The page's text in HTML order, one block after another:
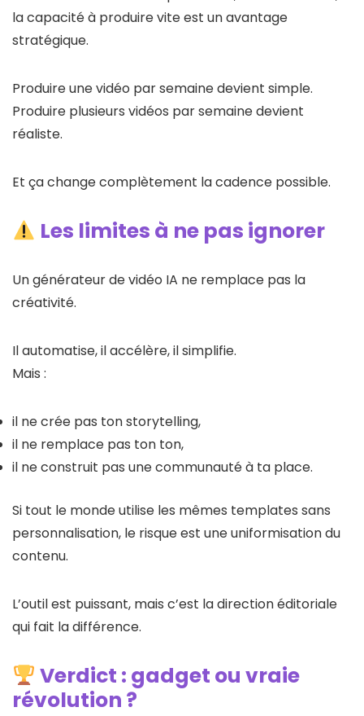
la capacité à produire vite est un avantage
stratégique.
Produire une vidéo par semaine devient simple.
Produire plusieurs vidéos par semaine devient
réaliste.
Et ça change complètement la cadence possible.
Les limites à ne pas ignorer
Un générateur de vidéo IA ne remplace pas la
créativité.
Il automatise, il accélère, il simplifie.
Mais :
il ne crée pas ton storytelling,
il ne remplace pas ton ton,
il ne construit pas une communauté à ta place.
Si tout le monde utilise les mêmes templates sans
personnalisation, le risque est une uniformisation du
contenu.
L’outil est puissant, mais c’est la direction éditoriale
qui fait la différence.
Verdict : gadget ou vraie
révolution ?